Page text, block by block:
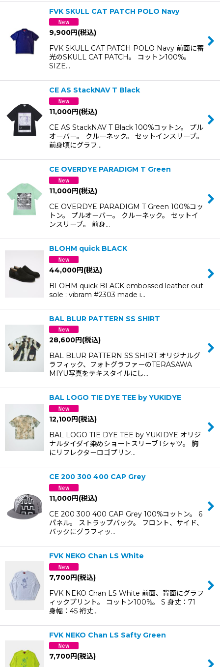
FVK SKULL CAT PATCH POLO Navy
9,900円(税込)
FVK SKULL CAT PATCH POLO Navy 前面に蓄
光のSKULL CAT PATCH。 コットン100%。
SIZE…
CE AS StackNAV T Black
11,000円(税込)
CE AS StackNAV T Black 100%コットン。 プル
オーバー。 クルーネック。 セットインスリーブ。
前身頃にグラフ…
CE OVERDYE PARADIGM T Green
11,000円(税込)
CE OVERDYE PARADIGM T Green 100%コッ
トン。 プルオーバー。 クルーネック。 セットイ
ンスリーブ。 前身…
BLOHM quick BLACK
44,000円(税込)
BLOHM quick BLACK embossed leather out
sole : vibram #2303 made i…
BAL BLUR PATTERN SS SHIRT
28,600円(税込)
BAL BLUR PATTERN SS SHIRT オリジナルグ
ラフィック、フォトグラファーのTERASAWA
MIYU写真をテキスタイルにし…
BAL LOGO TIE DYE TEE by YUKIDYE
12,100円(税込)
BAL LOGO TIE DYE TEE by YUKIDYE オリジ
ナルタイダイ染めショートスリーブTシャツ。 胸
にリフレクターロゴプリン…
CE 200 300 400 CAP Grey
11,000円(税込)
CE 200 300 400 CAP Grey 100%コットン。 6
パネル。 ストラップバック。 フロント、サイド、
バックにグラフィッ…
FVK NEKO Chan LS White
7,700円(税込)
FVK NEKO Chan LS White 前面、背面にグラフ
ィックプリント。 コットン100%。 S 身丈：71
身幅：45 裄丈…
FVK NEKO Chan LS Safty Green
7,700円(税込)